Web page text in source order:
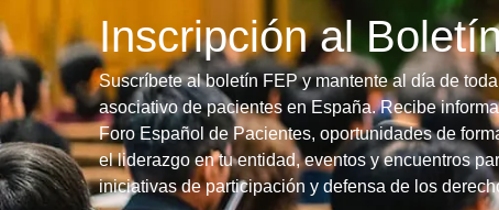
Inscripción al
Suscríbete al boletín FEP y mantente al día de
asociativo de pacientes en España. Recibe
Foro Español de Pacientes, oportunidades de
el liderazgo en tu entidad, eventos y encuentros
iniciativas de participación y defensa de los